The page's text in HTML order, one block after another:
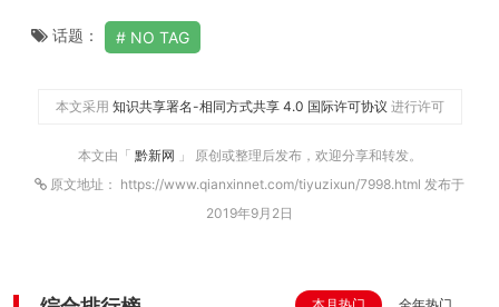
话题： NO TAG
本文采用 知识共享署名-相同方式共享 4.0 国际许可协议 进行许可
本文由「 黔新网 」 原创或整理后发布，欢迎分享和转发。
原文地址： https://www.qianxinnet.com/tiyuzixun/7998.html 发布于
2019年9月2日